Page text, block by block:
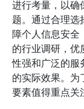
进行考量，以确
题。通过合理选
障个人信息安全
的行业调研，优
性强和广泛的服
的实际效果。为
要素值得重点关